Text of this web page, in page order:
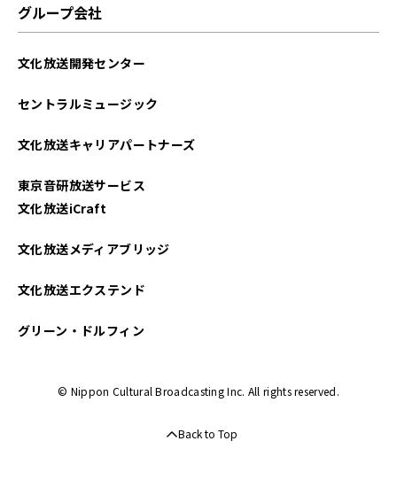
グループ会社
文化放送開発センター
セントラルミュージック
文化放送キャリアパートナーズ
東京音研放送サービス
文化放送iCraft
文化放送メディアブリッジ
文化放送エクステンド
グリーン・ドルフィン
© Nippon Cultural Broadcasting Inc. All rights reserved.
Back to Top